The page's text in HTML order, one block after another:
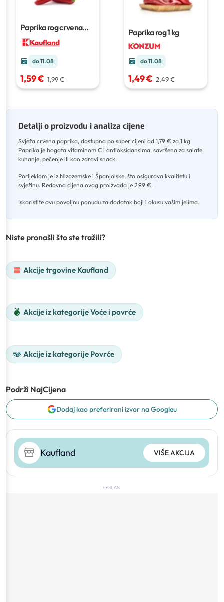
Paprika rog crvena
do 11.08
1,59 € 1,99 €
Paprika rog1 kg
do 11.08
1,49 € 2,49 €
Detalji o proizvodu i analiza cijene
Svježa crvena paprika, dostupna po super cijeni od 1,79 € za 1 kg.
Paprika je bogata vitaminom C i antioksidansima, savršena za salate,
kuhanje, pečenje ili kao zdravi snack.
Porijeklom je iz Nizozemske i Španjolske, što osigurava kvalitetu i
svježinu. Redovna cijena ovog proizvoda je 2,99 €.
Iskoristite ovu povoljnu ponudu za dodatak boji i okusu vašim jelima.
Niste pronašli što ste tražili?
Akcije trgovine Kaufland
Akcije iz kategorije Voće i povrće
Akcije iz kategorije Povrće
Podrži NajCijena
Dodaj kao preferirani izvor na Googleu
Kaufland VIŠE AKCIJA
OGLAS